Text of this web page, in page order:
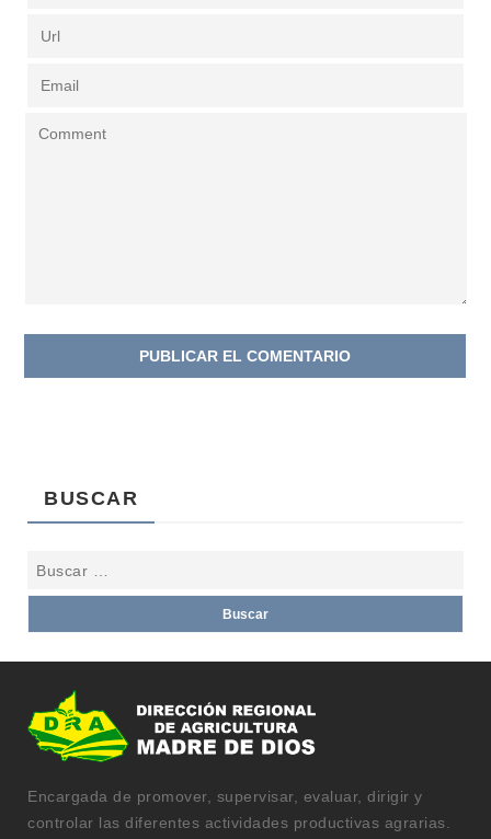
BUSCAR
Encargada de promover, supervisar, evaluar, dirigir y
controlar las diferentes actividades productivas agrarias.